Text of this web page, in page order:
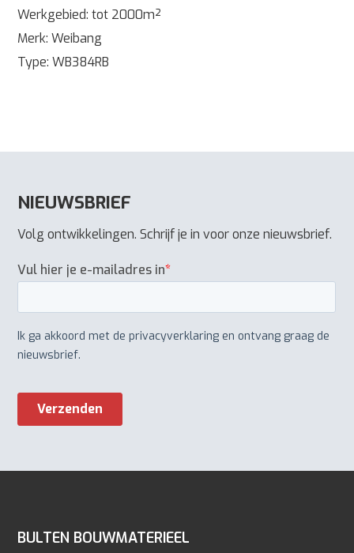
Werkgebied: tot 2000m²
Merk: Weibang
Type: WB384RB
NIEUWSBRIEF
Volg ontwikkelingen. Schrijf je in voor onze nieuwsbrief.
BULTEN BOUWMATERIEEL